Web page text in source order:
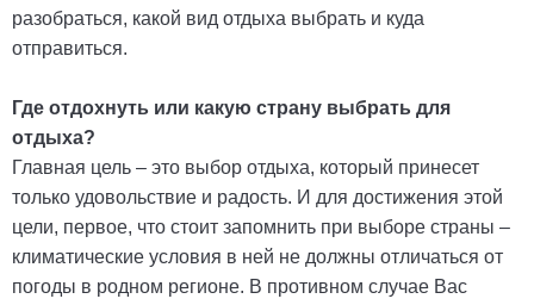
разобраться, какой вид отдыха выбрать и куда
отправиться.
Где отдохнуть или какую страну выбрать для
отдыха?
Главная цель – это выбор отдыха, который принесет
только удовольствие и радость. И для достижения этой
цели, первое, что стоит запомнить при выборе страны –
климатические условия в ней не должны отличаться от
погоды в родном регионе. В противном случае Вас